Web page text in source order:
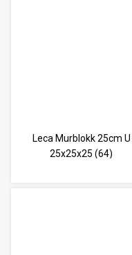
Leca Murblokk 25cm U
25x25x25 (64)